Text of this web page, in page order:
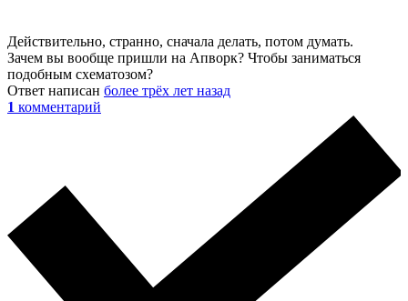
Действительно, странно, сначала делать, потом думать.
Зачем вы вообще пришли на Апворк? Чтобы заниматься
подобным схематозом?
Ответ написан более трёх лет назад
1 комментарий